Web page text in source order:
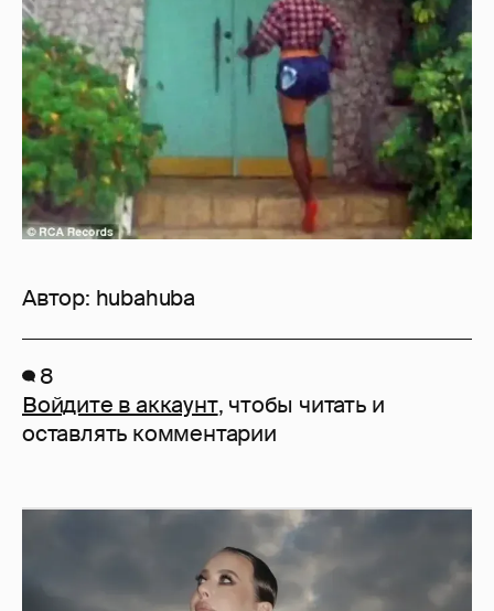
Автор: hubahuba
8
Войдите в аккаунт, чтобы читать и
оставлять комментарии